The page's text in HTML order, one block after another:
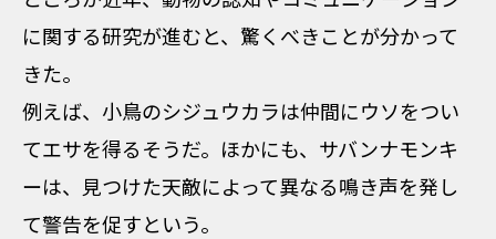
に関する研究が進むと、驚くべきことが分かって
きた。
例えば、小鳥のシジュウカラは仲間にウソをつい
てエサを得るそうだ。ほかにも、サバンナモンキ
ーは、見つけた天敵によって異なる鳴き声を発し
て警告を促すという。